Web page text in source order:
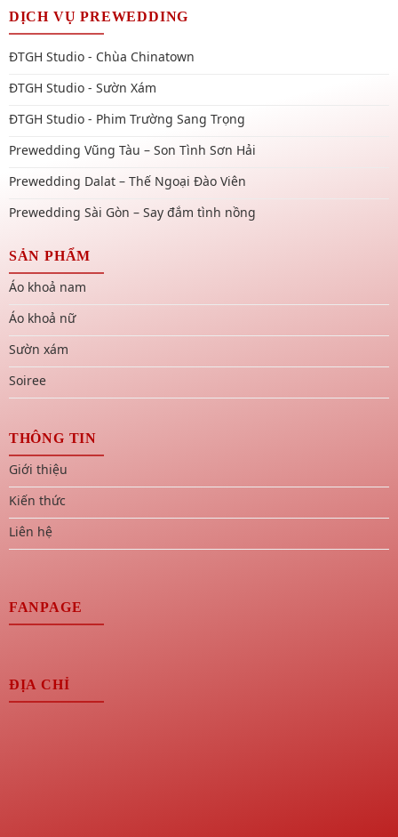
DỊCH VỤ PREWEDDING
ĐTGH Studio - Chùa Chinatown
ĐTGH Studio - Sườn Xám
ĐTGH Studio - Phim Trường Sang Trọng
Prewedding Vũng Tàu – Son Tình Sơn Hải
Prewedding Dalat – Thế Ngoại Đào Viên
Prewedding Sài Gòn – Say đắm tình nồng
SẢN PHẨM
Áo khoả nam
Áo khoả nữ
Sườn xám
Soiree
THÔNG TIN
Giới thiệu
Kiến thức
Liên hệ
FANPAGE
ĐỊA CHỈ